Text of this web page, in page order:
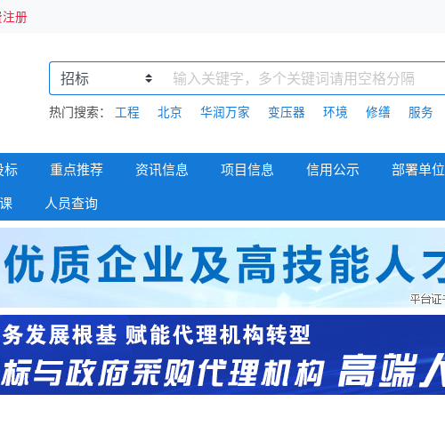
册
热门搜索： 工程 北京 华润万家 变压器 环境 修缮 服务
标
息
告
栏
重点推荐 资讯信息
疫情专题
新闻聚焦
政策法规
项目信息
拟在建项目
重大投资
招商项目
信用公示 部署单位
中标公告
人员查询